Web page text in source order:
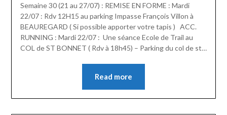
Semaine 30 (21 au 27/07) : REMISE EN FORME : Mardi
22/07 : Rdv 12H15 au parking Impasse François Villon à
BEAUREGARD ( Si possible apporter votre tapis ) ACC.
RUNNING : Mardi 22/07 : Une séance Ecole de Trail au
COL de ST BONNET ( Rdv à 18h45) – Parking du col de st…
Read more